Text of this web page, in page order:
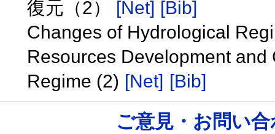
復元（2） [Net] [Bib]
Changes of Hydrological
Resources Development
Regime (2) [Net] [Bib]
ご意見・お問い